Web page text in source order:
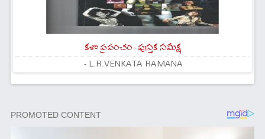
కళా ప్రపంచం - పుస్తక సమీక్ష
- L.R.VENKATA RAMANA